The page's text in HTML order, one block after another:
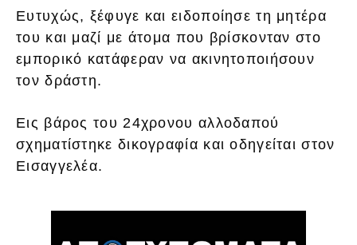
Ευτυχώς, ξέφυγε και ειδοποίησε τη μητέρα
του και μαζί με άτομα που βρίσκονταν στο
εμπορικό κατάφεραν να ακινητοποιήσουν
τον δράστη.
Εις βάρος του 24χρονου αλλοδαπού
σχηματίστηκε δικογραφία και οδηγείται στον
Εισαγγελέα.